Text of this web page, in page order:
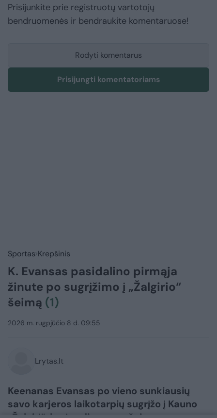
Prisijunkite prie registruotų vartotojų
bendruomenės ir bendraukite komentaruose!
Rodyti komentarus
Prisijungti komentatoriams
Sportas Krepšinis
K. Evansas pasidalino pirmąja
žinute po sugrįžimo į „Žalgirio“
šeimą (1)
2026 m. rugpjūčio 8 d. 09:55
Lrytas.lt
Keenanas Evansas po vieno sunkiausių
savo karjeros laikotarpių sugrįžo į Kauno